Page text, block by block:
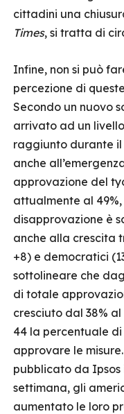
cittadini una
Times, si tratta di
Infine, non si può
percezione di
Secondo un nuovo
arrivato ad un
raggiunto durante il
anche
approvazione del
attualmente al
disapprovazione è
anche alla crescita
+8) e democratici
sottolineare che
di totale
cresciuto dal 38%
44 la percentuale
approvare le
pubblicato da Ipsos
settimana, gli
aumentato le loro